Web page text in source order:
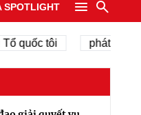
SPOTLIGHT
tôi phát triển kinh